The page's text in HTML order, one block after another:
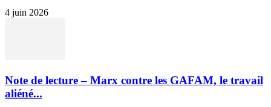
4 juin 2026
Note de lecture – Marx contre les GAFAM, le travail
aliéné...